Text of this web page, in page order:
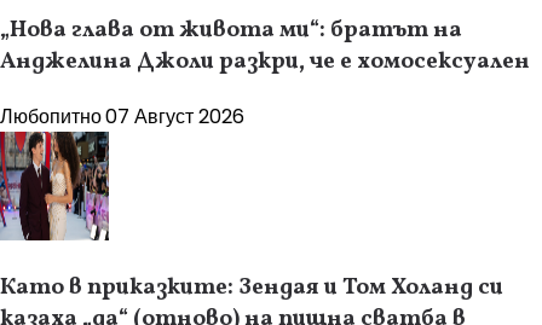
„Нова глава от живота ми“: братът на
Анджелина Джоли разкри, че е хомосексуален
Любопитно07 Август 2026
Като в приказките: Зендая и Том Холанд си
казаха „да“ (отново) на пищна сватба в